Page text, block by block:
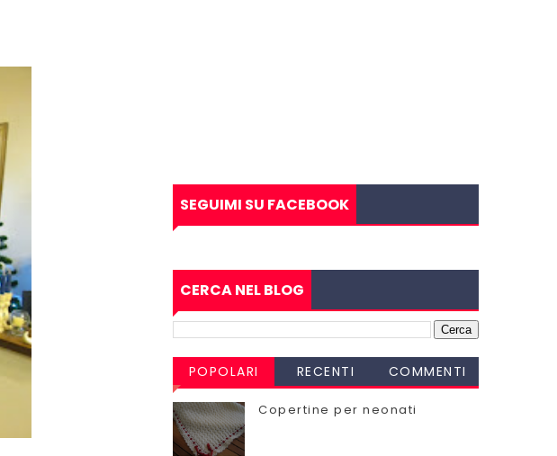
SEGUIMI SU FACEBOOK
CERCA NEL BLOG
POPOLARI RECENTI COMMENTI
Copertine per neonati